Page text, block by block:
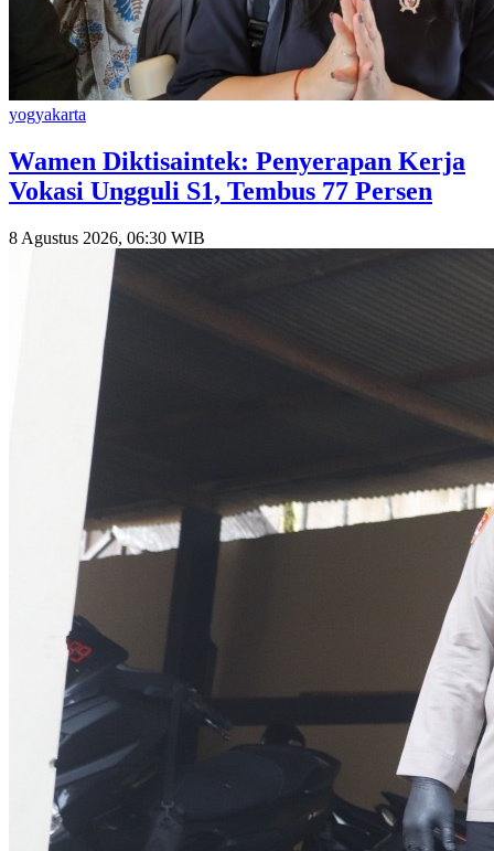
yogyakarta
Wamen Diktisaintek: Penyerapan Kerja
Vokasi Ungguli S1, Tembus 77 Persen
8 Agustus 2026, 06:30 WIB